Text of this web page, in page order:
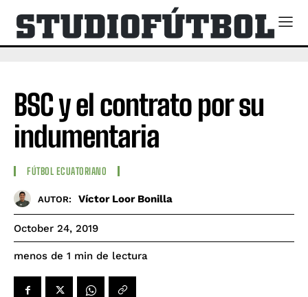
BSC y el contrato por su
indumentaria
FÚTBOL ECUATORIANO
AUTOR: Víctor Loor Bonilla
October 24, 2019
menos de 1 min de lectura